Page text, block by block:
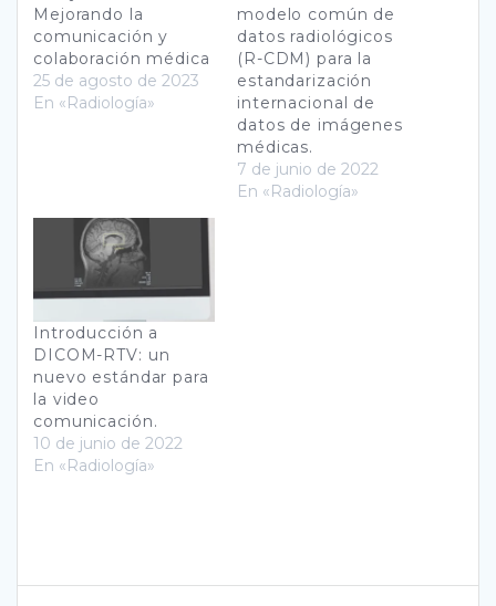
Mejorando la
comunicación y
colaboración médica
25 de agosto de 2023
En «Radiología»
modelo común de
datos radiológicos
(R-CDM) para la
estandarización
internacional de
datos de imágenes
médicas.
7 de junio de 2022
En «Radiología»
Introducción a
DICOM-RTV: un
nuevo estándar para
la video
comunicación.
10 de junio de 2022
En «Radiología»